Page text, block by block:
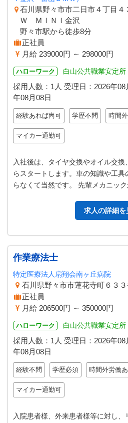
石川県野々市市二日市４丁目
Ｗ ＭＩＮＩ金沢
野々市駅から徒歩8分
正社員
月給 239000円 ～ 298000円
ハローワーク 白山公共職業安定所
採用人数：1人 受理日： 2026年08
年08月08日
経験あれば尚可 学歴不問 時間
マイカー通勤可
入社後は、タイヤ交換やオイル交
らスタートします。車の知識や工
らなくて当然です。 先輩メカニッ
求人の詳細を
作業療法士
特定医療法人扇翔会南ヶ丘病院
石川県野々市市蓮花寺町６３
正社員
月給 206500円 ～ 350000円
ハローワーク 白山公共職業安定所
採用人数：1人 受理日： 2026年08
年08月08日
経験不問 学歴必須 時間外労働あ
マイカー通勤可
入院患者様、外来患者様等に対し